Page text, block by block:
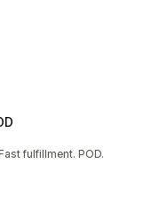
fulfillment. POD.